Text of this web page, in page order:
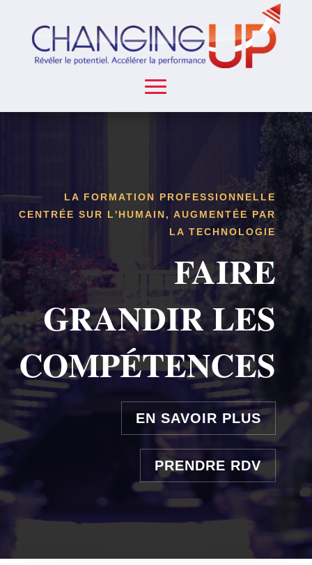
LA FORMATION PROFESSIONNELLE
CENTRÉE SUR L'HUMAIN, AUGMENTÉE PAR
LA TECHNOLOGIE
FAIRE
GRANDIR LES
COMPÉTENCES
EN SAVOIR PLUS
PRENDRE RDV